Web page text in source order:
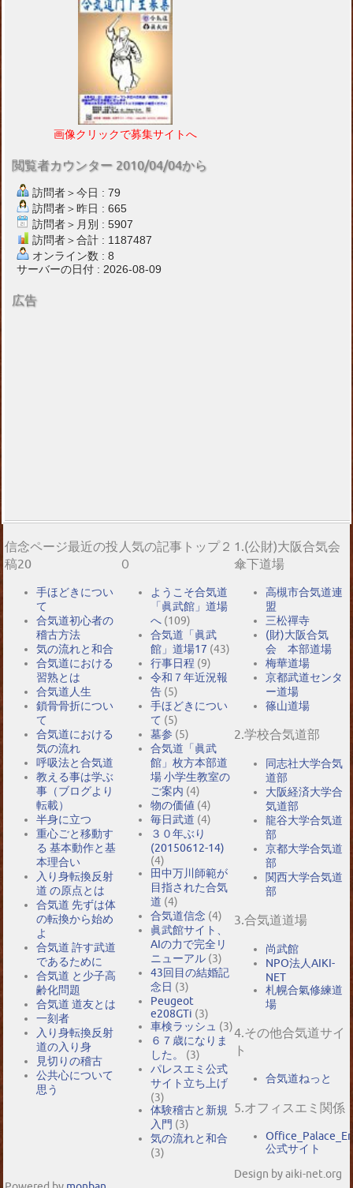
画像クリックで募集サイトへ
閲覧者カウンター 2010/04/04から
訪問者＞今日 : 79
訪問者＞昨日 : 665
訪問者＞月別 : 5907
訪問者＞合計 : 1187487
オンライン数 : 8
サーバーの日付 : 2026-08-09
広告
信念ページ最近の投
稿20
手ほどきについ
て
合気道初心者の
稽古方法
気の流れと和合
合気道における
習熟とは
合気道人生
鎖骨骨折につい
て
合気道における
気の流れ
呼吸法と合気道
教える事は学ぶ
事（ブログより
転載）
半身に立つ
重心ごと移動す
る 基本動作と基
本理合い
入り身転換反射
道 の原点とは
合気道 先ずは体
の転換から始め
よ
合気道 許す武道
であるために
合気道 と少子高
齢化問題
合気道 道友とは
一刻者
入り身転換反射
道の入り身
見切りの稽古
公共心について
思う
人気の記事トップ２
０
ようこそ合気道
「眞武館」道場
へ (109)
合気道「眞武
館」道場17 (43)
行事日程 (9)
令和７年近況報
告 (5)
手ほどきについ
て (5)
墓参 (5)
合気道「眞武
館」枚方本部道
場 小学生教室の
ご案内 (4)
物の価値 (4)
毎日武道 (4)
３０年ぶり
(20150612-14)
(4)
田中万川師範が
目指された合気
道 (4)
合気道信念 (4)
眞武館サイト、
AIの力で完全リ
ニューアル (3)
43回目の結婚記
念日 (3)
Peugeot
e208GTi (3)
車検ラッシュ (3)
６７歳になりま
した。
(3)
パレスエミ公式
サイト立ち上げ
(3)
体験稽古と新規
入門 (3)
気の流れと和合
(3)
1.(公財)大阪合気会
傘下道場
高槻市合気道連
盟
三松禪寺
(財)大阪合気
会 本部道場
梅華道場
京都武道センタ
ー道場
篠山道場
2.学校合気道部
同志社大学合気
道部
大阪経済大学合
気道部
龍谷大学合気道
部
京都大学合気道
部
関西大学合気道
部
3.合気道道場
尚武館
NPO法人AIKI-
NET
札幌合氣修練道
場
4.その他合気道サイ
ト
合気道ねっと
5.オフィスエミ関係
公式サイト
Design by aiki-net.org